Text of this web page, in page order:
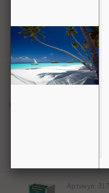
-
Артикул:
ЗУБР 12
широкие
/
Артикул: